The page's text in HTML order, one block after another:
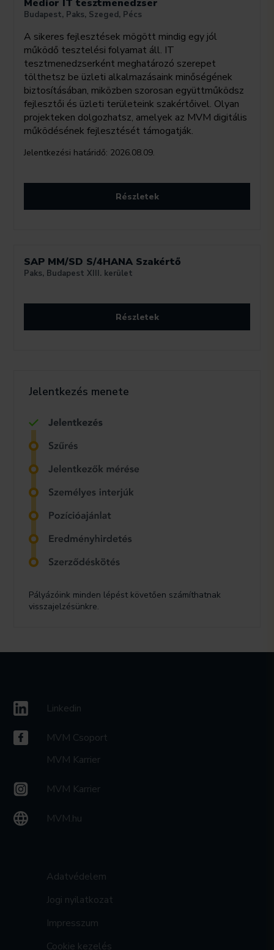
Medior IT tesztmenedzser
Budapest, Paks, Szeged, Pécs
A sikeres fejlesztések mögött mindig egy jól
működő tesztelési folyamat áll. IT
tesztmenedzserként meghatározó szerepet
tölthetsz be üzleti alkalmazásaink minőségének
biztosításában, miközben szorosan együttműködsz
fejlesztői és üzleti területeink szakértőivel. Olyan
projekteken dolgozhatsz, amelyek az MVM digitális
működésének fejlesztését támogatják.
Jelentkezési határidő: 2026.08.09.
Részletek
SAP MM/SD S/4HANA Szakértő
Paks, Budapest XIII. kerület
Részletek
Jelentkezés menete
Pályázóink minden lépést követően számíthatnak
visszajelzésünkre.
Adatvédelem
Jogi nyilatkozat
Impresszum
Cookie kezelés
Linkedin
MVM Csoport
MVM Karrier
MVM Karrier
MVM.hu